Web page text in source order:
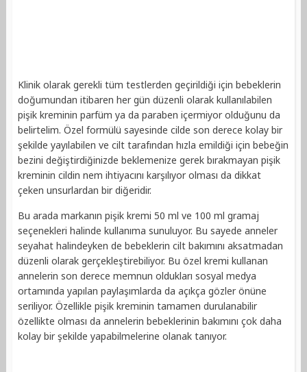
Klinik olarak gerekli tüm testlerden geçirildiği için bebeklerin
doğumundan itibaren her gün düzenli olarak kullanılabilen
pişik kreminin parfüm ya da paraben içermiyor olduğunu da
belirtelim. Özel formülü sayesinde cilde son derece kolay bir
şekilde yayılabilen ve cilt tarafından hızla emildiği için bebeğin
bezini değiştirdiğinizde beklemenize gerek bırakmayan pişik
kreminin cildin nem ihtiyacını karşılıyor olması da dikkat
çeken unsurlardan bir diğeridir.
Bu arada markanın pişik kremi 50 ml ve 100 ml gramaj
seçenekleri halinde kullanıma sunuluyor. Bu sayede anneler
seyahat halindeyken de bebeklerin cilt bakımını aksatmadan
düzenli olarak gerçekleştirebiliyor. Bu özel kremi kullanan
annelerin son derece memnun oldukları sosyal medya
ortamında yapılan paylaşımlarda da açıkça gözler önüne
seriliyor. Özellikle pişik kreminin tamamen durulanabilir
özellikte olması da annelerin bebeklerinin bakımını çok daha
kolay bir şekilde yapabilmelerine olanak tanıyor.